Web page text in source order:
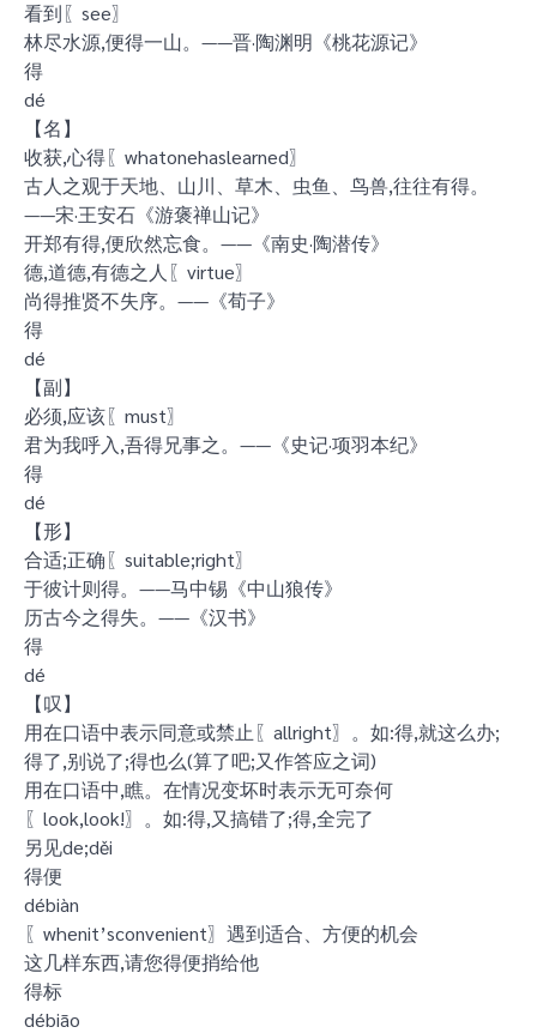
看到〖see〗
林尽水源,便得一山。——晋·陶渊明《桃花源记》
得
dé
【名】
收获,心得〖whatonehaslearned〗
古人之观于天地、山川、草木、虫鱼、鸟兽,往往有得。
——宋·王安石《游褒禅山记》
开郑有得,便欣然忘食。——《南史·陶潜传》
德,道德,有德之人〖virtue〗
尚得推贤不失序。——《荀子》
得
dé
【副】
必须,应该〖must〗
君为我呼入,吾得兄事之。——《史记·项羽本纪》
得
dé
【形】
合适;正确〖suitable;right〗
于彼计则得。——马中锡《中山狼传》
历古今之得失。——《汉书》
得
dé
【叹】
用在口语中表示同意或禁止〖allright〗。如:得,就这么办;
得了,别说了;得也么(算了吧;又作答应之词)
用在口语中,瞧。在情况变坏时表示无可奈何
〖look,look!〗。如:得,又搞错了;得,全完了
另见de;děi
得便
débiàn
〖whenit’sconvenient〗遇到适合、方便的机会
这几样东西,请您得便捎给他
得标
débiāo